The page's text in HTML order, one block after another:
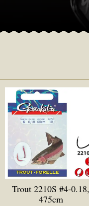
Trout 2210S #4-0.18,
475cm